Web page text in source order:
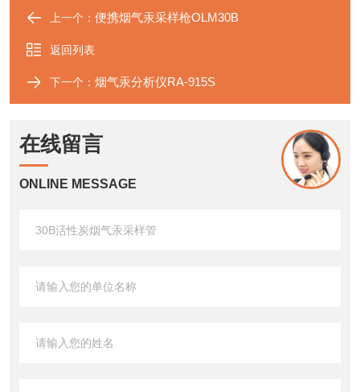
上一个： 便携烟气汞采样枪OLM30B
返回列表
下一个： 烟气汞分析仪RA-915S
在线留言
ONLINE MESSAGE